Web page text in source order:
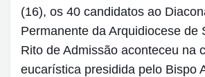
(16), os 40 candidatos ao
Permanente da Arquidiocese de
Rito de Admissão aconteceu na
eucarística presidida pelo Bispo